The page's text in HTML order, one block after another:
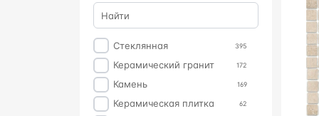
Универсал 10
Про Стоун 8
Akoya 7
Digitalart 7
EPOS 7
17
Красный
Розовый
Стеклянная 395
Керамический гранит 172
Камень 169
Керамическая плитка 62